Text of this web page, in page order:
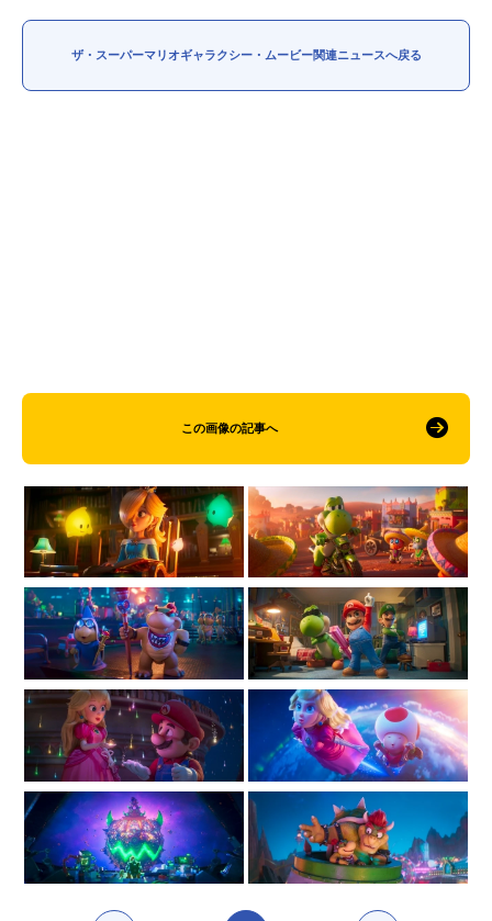
ザ・スーパーマリオギャラクシー・ムービー関連ニュースへ戻る
この画像の記事へ